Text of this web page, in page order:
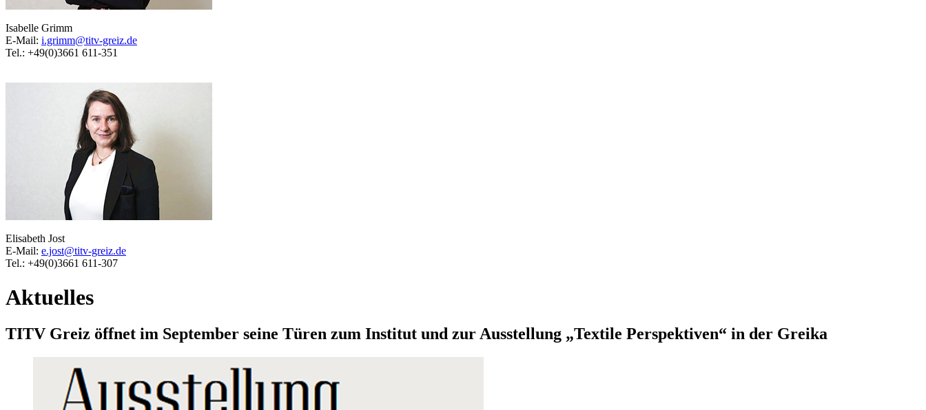
Isabelle Grimm
E-Mail: i.grimm@titv-greiz.de
Tel.: +49(0)3661 611-351
Elisabeth Jost
E-Mail: e.jost@titv-greiz.de
Tel.: +49(0)3661 611-307
Aktuelles
TITV Greiz öffnet im September seine Türen zum Institut und zur Ausstellung „Textile Perspektiven“ in der Greika